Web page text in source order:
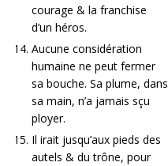
courage & la franchise
d’un héros.
Aucune considération
humaine ne peut fermer
sa bouche. Sa plume, dans
sa main, n’a jamais sçu
ployer.
Il irait jusqu’aux pieds des
autels & du trône, pour